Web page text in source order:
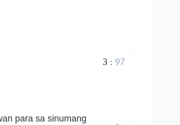
3 :97
para sa sinumang